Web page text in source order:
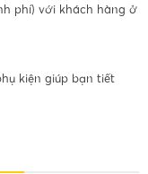
phí) với khách hàng ở
kiện giúp bạn tiết